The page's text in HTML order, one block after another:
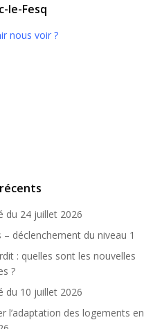
le-Fesq
nous voir ?
du 24 juillet 2026
déclenchement du niveau 1
: quelles sont les nouvelles
?
du 10 juillet 2026
l’adaptation des logements en